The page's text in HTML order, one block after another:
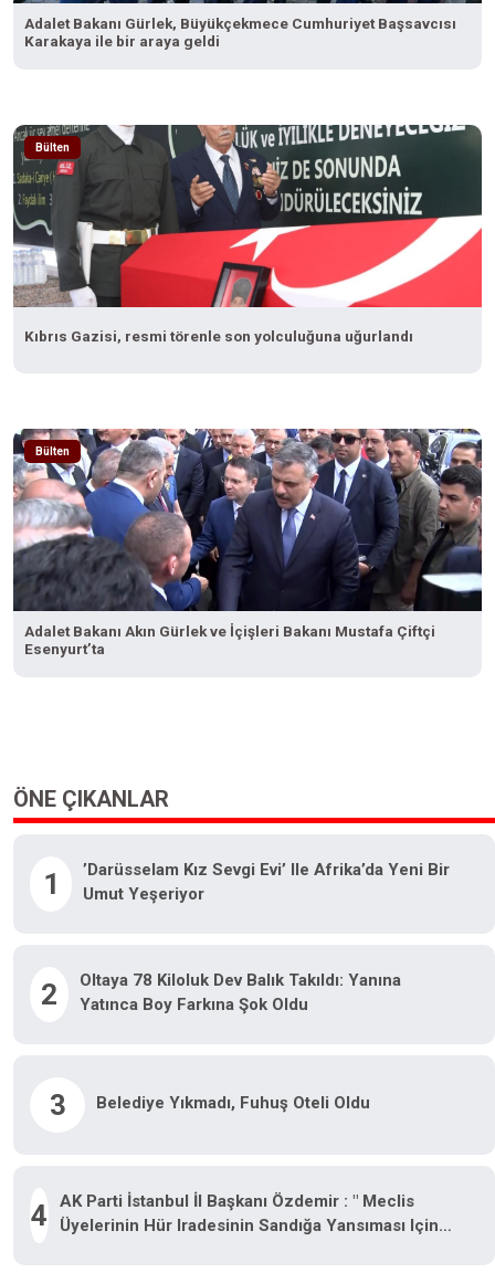
Adalet Bakanı Gürlek, Büyükçekmece Cumhuriyet Başsavcısı
Karakaya ile bir araya geldi
Bülten
Kıbrıs Gazisi, resmi törenle son yolculuğuna uğurlandı
Bülten
Adalet Bakanı Akın Gürlek ve İçişleri Bakanı Mustafa Çiftçi
Esenyurt’ta
ÖNE ÇIKANLAR
1
’Darüsselam Kız Sevgi Evi’ Ile Afrika’da Yeni Bir
Umut Yeşeriyor
2
Oltaya 78 Kiloluk Dev Balık Takıldı: Yanına
Yatınca Boy Farkına Şok Oldu
3 Belediye Yıkmadı, Fuhuş Oteli Oldu
4
AK Parti İstanbul İl Başkanı Özdemir : " Meclis
Üyelerinin Hür Iradesinin Sandığa Yansıması Için